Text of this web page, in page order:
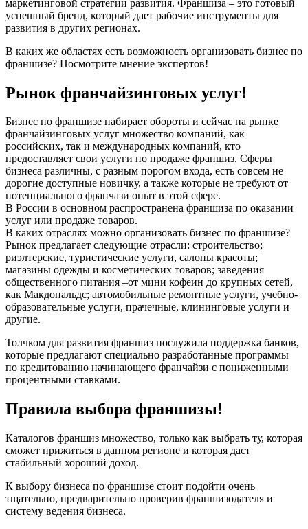
маркетинговой стратегии развития. Франшиза – это готовый
успешный бренд, который дает рабочие инструменты для
развития в других регионах.
В каких же областях есть возможность организовать бизнес по
франшизе? Посмотрите мнение экспертов!
Рынок франчайзинговых услуг!
Бизнес по франшизе набирает обороты и сейчас на рынке
франчайзинговых услуг множество компаний, как
российских, так и международных компаний, кто
предоставляет свои услуги по продаже франшиз. Сферы
бизнеса различны, с разным порогом входа, есть совсем не
дорогие доступные новичку, а также которые не требуют от
потенциального франчази опыт в этой сфере.
В России в основном распространена франшиза по оказании
услуг или продаже товаров.
В каких отраслях можно организовать бизнес по франшизе?
Рынок предлагает следующие отрасли: строительство;
риэлтерские, туристические услуги, салоны красоты;
магазины одежды и косметических товаров; заведения
общественного питания –от мини кофеин до крупных сетей,
как Макдональдс; автомобильные ремонтные услуги, учебно-
образовательные услуги, прачечные, клининговые услуги и
другие.
Толчком для развития франшиз послужила поддержка банков,
которые предлагают специально разработанные программы
по кредитованию начинающего франчайзи с пониженными
процентными ставками.
Правила выбора франшизы!
Каталогов франшиз множество, только как выбрать ту, которая
сможет прижиться в данном регионе и которая даст
стабильный хороший доход.
К выбору бизнеса по франшизе стоит подойти очень
тщательно, предварительно проверив франшизодателя и
систему ведения бизнеса.